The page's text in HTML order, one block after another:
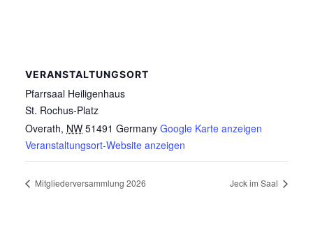
VERANSTALTUNGSORT
Pfarrsaal Heiligenhaus
St. Rochus-Platz
Overath, NW 51491 Germany Google Karte anzeigen
Veranstaltungsort-Website anzeigen
Mitgliederversammlung 2026 Jeck im Saal